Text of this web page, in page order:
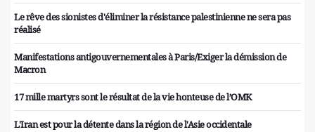
Le rêve des sionistes d'éliminer la résistance palestinienne ne sera pas
réalisé
Manifestations antigouvernementales à Paris/Exiger la démission de
Macron
17 mille martyrs sont le résultat de la vie honteuse de l’OMK
L'Iran est pour la détente dans la région de l'Asie occidentale